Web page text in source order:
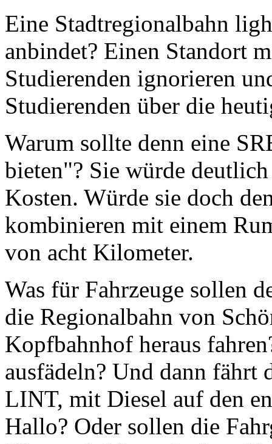
Eine Stadtregionalbahn
anbindet? Einen Standort
Studierenden ignorieren
Studierenden über die
Warum sollte denn eine
bieten"? Sie würde
Kosten. Würde sie doch
kombinieren mit einem
von acht Kilometer.
Was für Fahrzeuge sollen
die Regionalbahn von
Kopfbahnhof heraus
ausfädeln? Und dann fährt
LINT, mit Diesel auf den
Hallo? Oder sollen die